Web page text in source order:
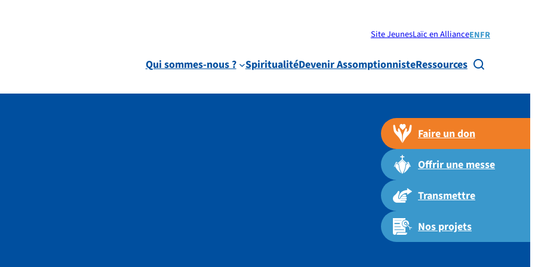
Site JeunesLaïc en AllianceENFR
Qui sommes-nous ? SpiritualitéDevenir AssomptionnisteRessources 
Faire un don
Offrir une messe
Transmettre
Nos projets